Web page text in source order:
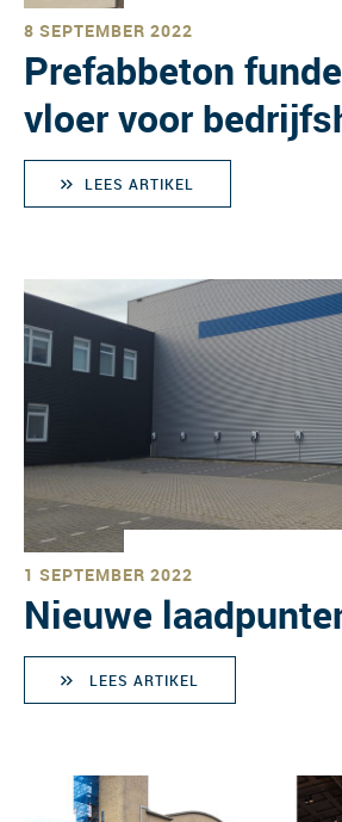
8 SEPTEMBER 2022
Prefabbeton
vloer voor
LEES ARTIKEL
1 SEPTEMBER 2022
Nieuwe
LEES ARTIKEL